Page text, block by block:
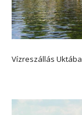
Vízreszállás